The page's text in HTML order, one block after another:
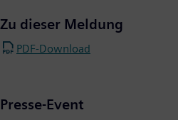
Zu dieser Meldung
PDF-Download
Presse-Event